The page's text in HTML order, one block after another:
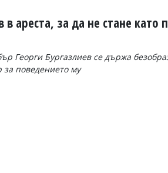
ареста, за да не стане като
Георги Бургазлиев се държа
поведението му